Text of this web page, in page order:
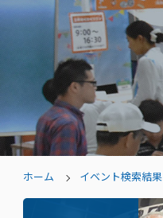
ホーム イベント検索結果